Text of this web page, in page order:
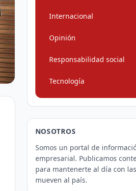
Internacional
Opinión
Responsabilidad social
Tecnología
NOSOTROS
Somos un portal de
empresarial. Publicamos
para mantenerte al día con
mueven al país.